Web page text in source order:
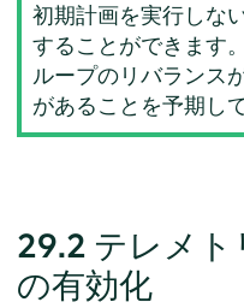
初期計画を実行しな
することができます
ループのリバランス
があることを予期し
29.2 テレメ
の有効化